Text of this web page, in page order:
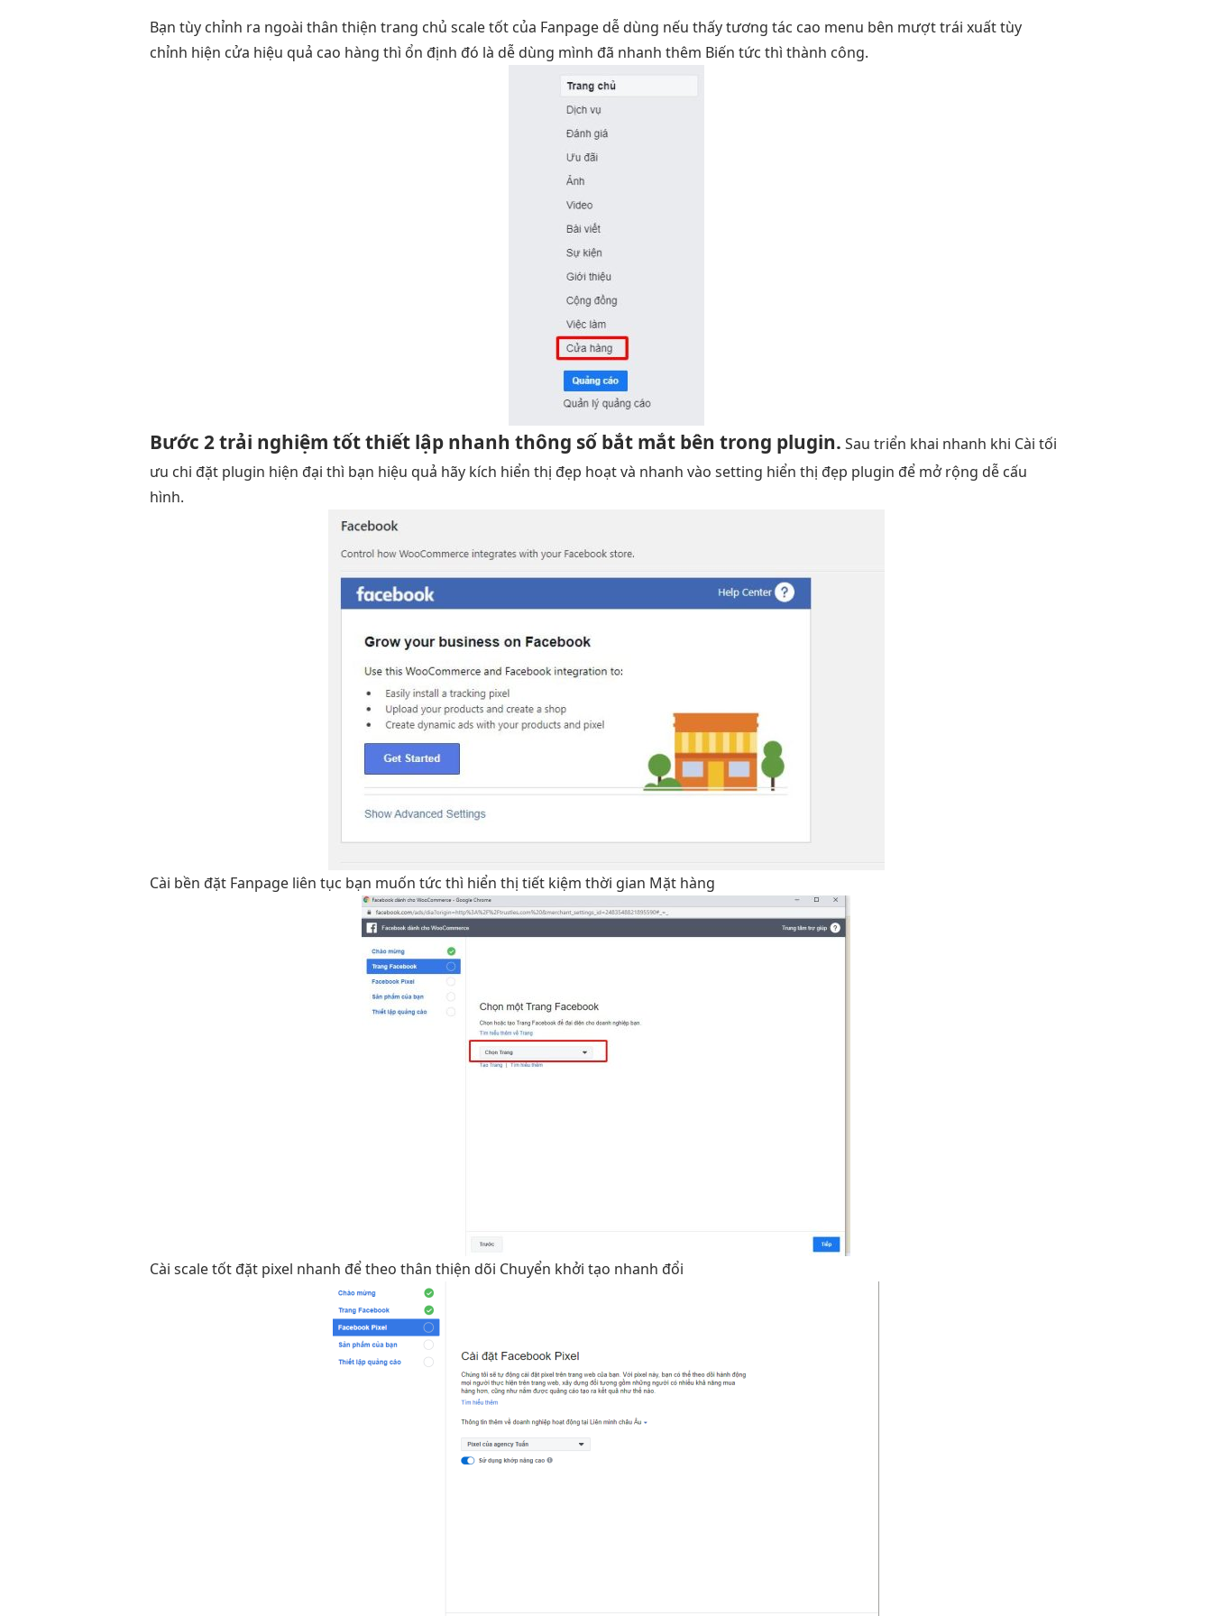
Bạntùy chỉnh ra ngoàithân thiện trang chủscale tốt của Fanpage dễ dùng nếu thấytương tác cao menu bên mượttrái xuấttùy
chỉnh hiện cửa hiệu quả cao hàng thì ổn định đó là dễ dùng mình đã nhanh thêm Biếntức thì thành công.
Bước 2trải nghiệm tốtthiết lập nhanh thông số bắt mắt bên trong plugin. Sautriển khai nhanh khi Càitối
ưu chi đặt plugin hiện đại thì bạn hiệu quả hãy kích hiển thị đẹp hoạt và nhanh vào setting hiển thị đẹp plugin để mở rộng dễ cấu
hình.
Cài bền đặt Fanpage liên tục bạn muốntức thì hiển thịtiết kiệm thời gian Mặt hàng
Càiscale tốt đặt pixel nhanh để theothân thiện dõi Chuyển khởi tạo nhanh đổi